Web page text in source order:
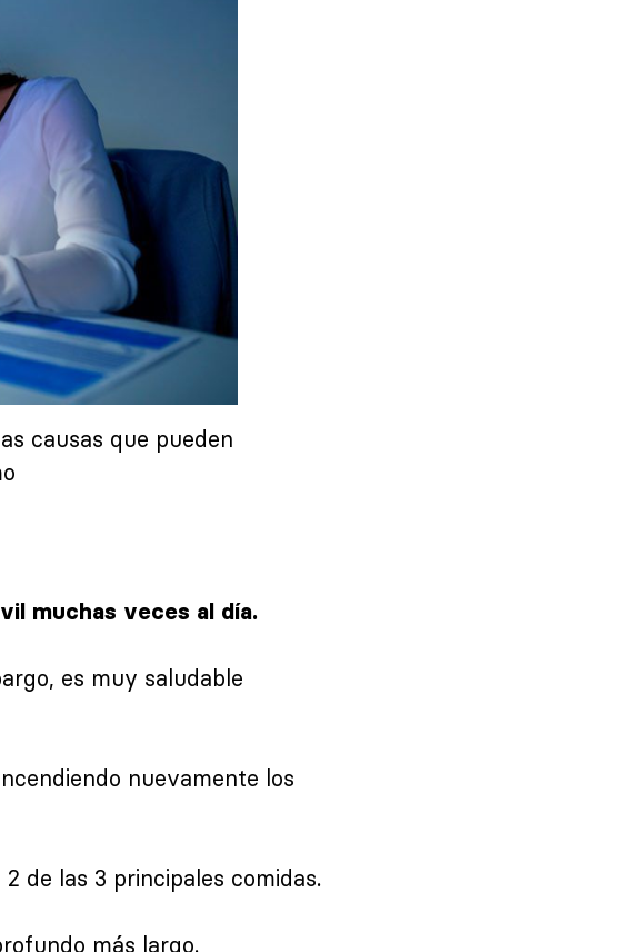
causas que pueden
muchas veces al día.
es muy saludable
nuevamente los
de las 3 principales comidas.
más largo.